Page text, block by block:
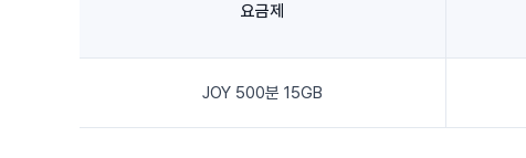
요금제
JOY 500분 15GB